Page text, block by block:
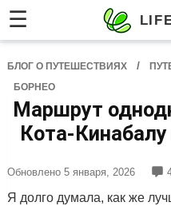
☰
БЛОГ О ПУТЕШЕСТВИЯХ /
БОРНЕО
Маршрут
Кота-
Обновлено 5 января, 2026
Я долго думала, как же